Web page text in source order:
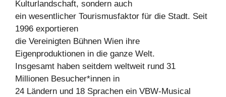
Kulturlandschaft, sondern auch
ein wesentlicher Tourismusfaktor für die Stadt. Seit
1996 exportieren
die Vereinigten Bühnen Wien ihre
Eigenproduktionen in die ganze Welt.
Insgesamt haben seitdem weltweit rund 31
Millionen Besucher*innen in
24 Ländern und 18 Sprachen ein VBW-Musical